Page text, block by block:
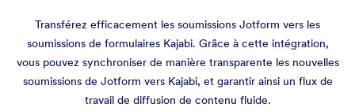
Transférez efficacement les soumissions Jotform vers les
soumissions de formulaires Kajabi. Grâce à cette intégration,
vous pouvez synchroniser de manière transparente les nouvelles
soumissions de Jotform vers Kajabi, et garantir ainsi un flux de
travail de diffusion de contenu fluide.